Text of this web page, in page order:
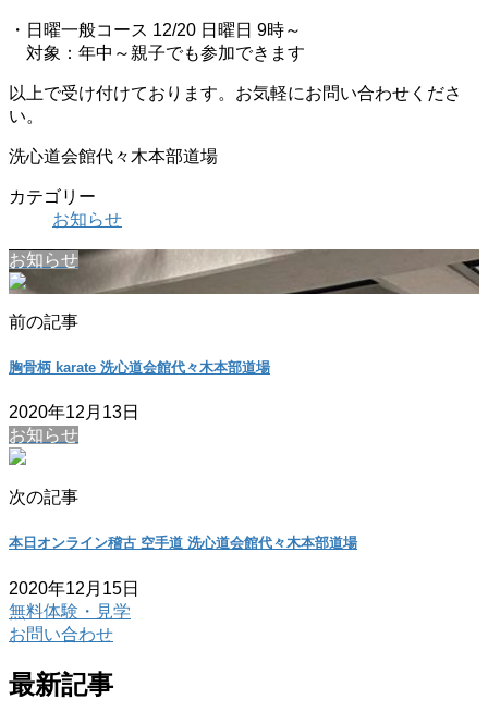
・日曜一般コース 12/20 日曜日 9時～
対象：年中～親子でも参加できます
以上で受け付けております。お気軽にお問い合わせくださ
い。
洗心道会館代々木本部道場
カテゴリー
お知らせ
お知らせ
前の記事
胸骨柄 karate 洗心道会館代々木本部道場
2020年12月13日
お知らせ
次の記事
本日オンライン稽古 空手道 洗心道会館代々木本部道場
2020年12月15日
無料体験・見学
お問い合わせ
最新記事